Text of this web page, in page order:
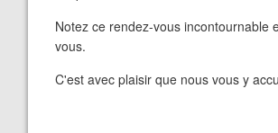
Notez ce rendez-vous
vous.
C'est avec plaisir que nous vous y